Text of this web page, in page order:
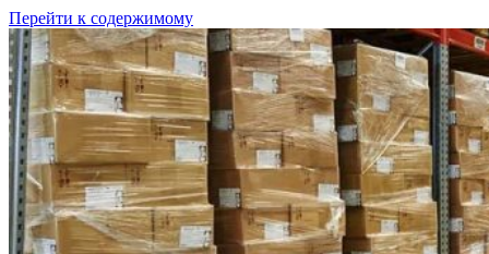
Перейти к содержимому